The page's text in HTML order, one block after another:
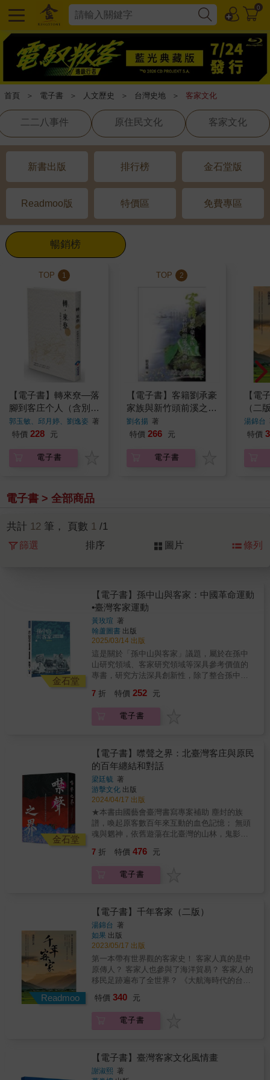
0
首頁 ＞ 電子書 ＞ 人文歷史 ＞ 台灣史地 ＞ 客家文化
二二八事件 原住民文化 客家文化
新書出版 排行榜 金石堂版
Readmoo版 特價區 免費專區
暢銷榜
TOP 1
【電子書】轉來尞—落
腳到客庄个人（含別
冊）
郭玉敏、邱月婷、劉逸姿 著
特價 228 元
電子書
TOP 2
【電子書】客籍劉承豪
家族與新竹頭前溪之開
發
劉名揚 著
特價 266 元
電子書
【電
（二
湯錦台
特價
電子書 > 全部商品
共計 12 筆， 頁數 1 /1
篩選 排序 圖片 條列
金石堂
【電子書】孫中山與客家：中國革命運動
•臺灣客家運動
黃玫瑄 著
翰蘆圖書 出版
2025/03/14 出版
這是關於「孫中山與客家」議題，屬於在孫中
山研究領域、客家研究領域等深具參考價值的
專書，研究方法深具創新性，除了整合孫中山
析中國革命運動與臺灣客家運動的歷史意涵。
樣具有客家的血統。孫中山在推動近代中國革
客家地區。孫中山的革命精神間接影響了當代
臺灣客家運動。1988年12月28日「還我母語」
運動，尊孫中山為「名譽總領隊」，參考孫中
山的「和平 • 奮鬥 • 救中國」，將孫中山的遺
像戴上口罩，標舉「和平 • 奮鬥 • 救客家」，
在臺北「國父紀念館」的廣場集結上萬人抗爭
遊行。至今12月28日已被訂定為「全國客家
日」。本書出版有其時代意藴，能增強孫中山
研究與客家研究的意義與價值，激發時代青年
一起為國家發展而努力。
7 折 特價 252 元
電子書
金石堂
【電子書】噤聲之界：北臺灣客庄與原民
的百年纏結和對話
梁廷毓 著
游擊文化 出版
2024/04/17 出版
★本書由國藝會臺灣書寫專案補助 塵封的族
譜，喚起原客數百年來互動的血色記憶； 無頭
魂與魍神，依舊遊蕩在北臺灣的山林，鬼影幢
推動的文化政策，透過發掘／發明客家文化與
光，藉由夏雪紛飛的桐花詩意印象，讓遊人可
溝，抑或是日本時期的隘勇線，代表的卻是由
國家或民間以暴力手段劃設下的原／漢分界。
既然有了「界」，不同人群的文化觀、宇宙
觀、土地倫理，甚至「靈」的力量，就在此發
生競逐與衝突。為了捍衛家園、守護獵場，部
落族人面對來犯的侵墾者，遵循祖律，以出草
獵首論斷是非曲直，執行正義；為了爭得田
地、落土安居，漢庄客民以「食番肉」，宣洩
開山打林的父兄親人，失去頭顱、橫死山林，
去，並沒有隨著時間的流逝而成為遙遠的歷
史。眾多的伯公祠、有應廟、大墓公塚，以及
籠罩在臺三線所在的北臺灣淺山地帶，魑魅魍
魎，鬼氣森森。 一本塵封的族譜，留下了家族
長輩被獵首的記述。梁家先人於十八世紀渡海
7 折 特價 476 元
電子書
Readmoo
【電子書】千年客家（二版）
湯錦台 著
如果 出版
2023/05/17 出版
第一本帶有世界觀的客家史！ 客家人真的是中
原傳人？ 客家人也參與了海洋貿易？ 客家人的
移民足跡遍布了全世界？ 《大航海時代的台
島、祕魯等地，實地拜訪當地的客家後裔，考
展的歷史軌跡，是認識客家人必讀的歷史佳
台灣，甚至遠抵南洋、美洲各地？ 本書作者不
僅破除許多傳統上對客家歷史的誤解，更親自
前往南洋與美洲各地進行田野調查，讓我們除
特價 340 元
電子書
【電子書】臺灣客家文化風情畫
謝淑熙 著